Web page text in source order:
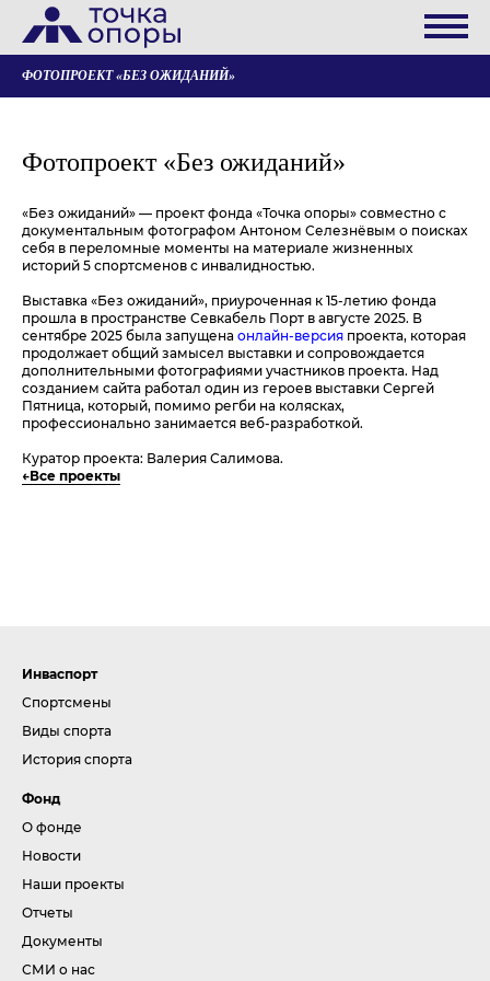
ФОТОПРОЕКТ «БЕЗ ОЖИДАНИЙ»
Фотопроект «Без ожиданий»
«Без ожиданий» — проект фонда «Точка опоры» совместно с
документальным фотографом Антоном Селезнёвым о поисках
себя в переломные моменты на материале жизненных
историй 5 спортсменов с инвалидностью.
Выставка «Без ожиданий», приуроченная к 15-летию фонда
прошла в пространстве Севкабель Порт в августе 2025. В
сентябре 2025 была запущенаонлайн-версия проекта, которая
продолжает общий замысел выставки и сопровождается
дополнительными фотографиями участников проекта. Над
созданием сайта работал один из героев выставки Сергей
Пятница, который, помимо регби на колясках,
профессионально занимается веб-разработкой.
Куратор проекта: Валерия Салимова.
Все проекты
Инваспорт
Спортсмены
Виды спорта
История спорта
Фонд
О фонде
Новости
Наши проекты
Отчеты
Документы
СМИ о нас